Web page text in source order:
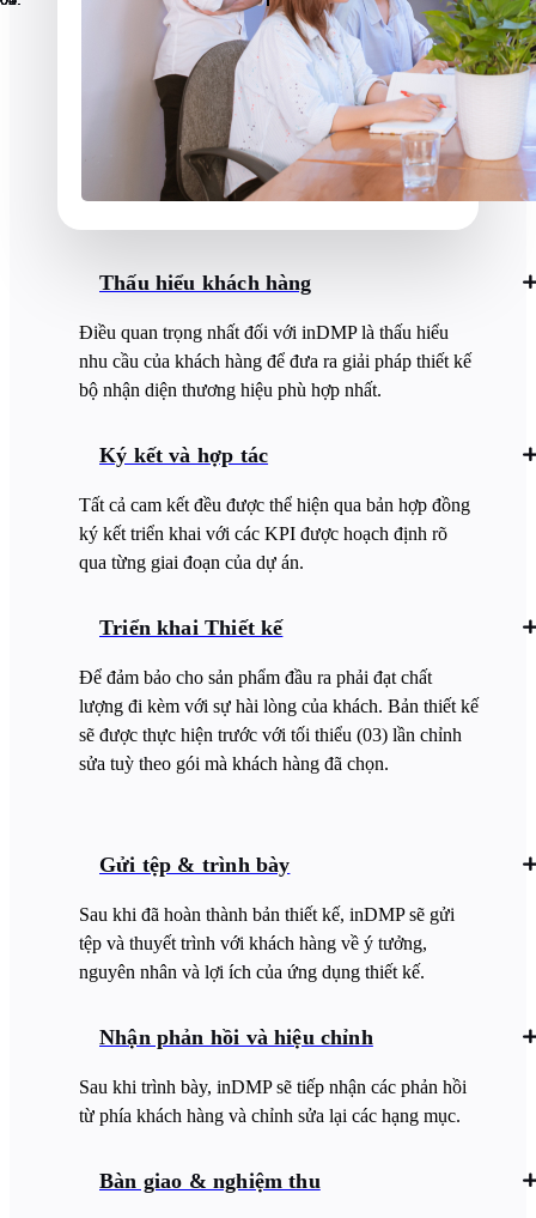
Thấu hiểu khách hàng
Điều quan trọng nhất đối với inDMP là thấu hiểu
nhu cầu của khách hàng để đưa ra giải pháp thiết kế
bộ nhận diện thương hiệu phù hợp nhất.
Ký kết và hợp tác
Tất cả cam kết đều được thể hiện qua bản hợp đồng
ký kết triển khai với các KPI được hoạch định rõ
qua từng giai đoạn của dự án.
Triển khai Thiết kế
Để đảm bảo cho sản phẩm đầu ra phải đạt chất
lượng đi kèm với sự hài lòng của khách. Bản thiết kế
sẽ được thực hiện trước với tối thiểu (03) lần chỉnh
sửa tuỳ theo gói mà khách hàng đã chọn.
Gửi tệp & trình bày
Sau khi đã hoàn thành bản thiết kế, inDMP sẽ gửi
tệp và thuyết trình với khách hàng về ý tưởng,
nguyên nhân và lợi ích của ứng dụng thiết kế.
Nhận phản hồi và hiệu chỉnh
Sau khi trình bày, inDMP sẽ tiếp nhận các phản hồi
từ phía khách hàng và chỉnh sửa lại các hạng mục.
Bàn giao & nghiệm thu